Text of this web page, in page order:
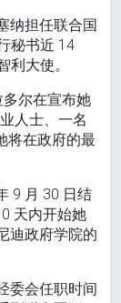
纳担任联合国
秘书近 14
利大使。
多尔在宣布她
人士、一名
将在政府的最
9 月 30 日结
天内开始她
迪政府学院的
委会任职时间